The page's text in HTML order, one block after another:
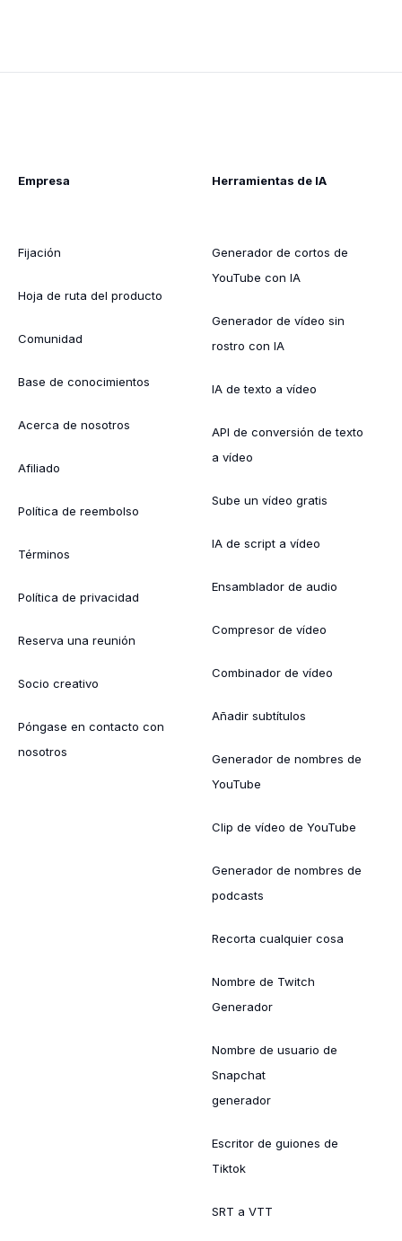
Empresa
Fijación
Hoja de ruta del producto
Comunidad
Base de conocimientos
Acerca de nosotros
Afiliado
Política de reembolso
Términos
Política de privacidad
Reserva una reunión
Socio creativo
Póngase en contacto con
nosotros
Herramientas de IA
Generador de cortos de
YouTube con IA
Generador de vídeo sin
rostro con IA
IA de texto a vídeo
API de conversión de texto
a vídeo
Sube un vídeo gratis
IA de script a vídeo
Ensamblador de audio
Compresor de vídeo
Combinador de vídeo
Añadir subtítulos
Generador de nombres de
YouTube
Clip de vídeo de YouTube
Generador de nombres de
podcasts
Recorta cualquier cosa
Nombre de Twitch
Generador
Nombre de usuario de
Snapchat
generador
Escritor de guiones de
Tiktok
SRT a VTT